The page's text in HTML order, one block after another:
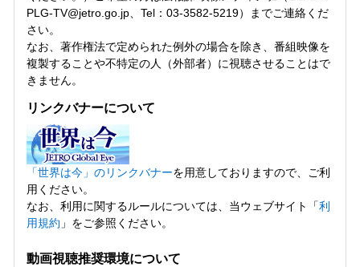
PLG-TV@jetro.go.jp、Tel：03-3582-5219）までご連絡くだ
さい。
なお、著作権法で定められた例外の場合を除き、番組映像を
複製することや不特定の人（外部者）に視聴させることはで
きません。
リンクバナーについて
「世界は今」のリンクバナーを用意しておりますので、ご利
用ください。
なお、利用に関するルールについては、当ウェブサイト「利
用規約 」をご参照ください。
動画視聴推奨環境について